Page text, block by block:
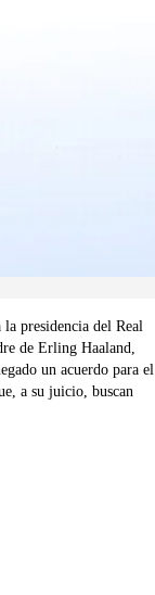
presidencia del Real
de Erling Haaland,
un acuerdo para el
a su juicio, buscan